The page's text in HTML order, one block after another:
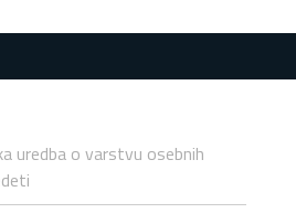
uredba o varstvu osebnih